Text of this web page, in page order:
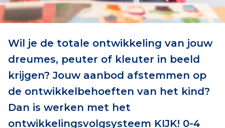
Wil je de totale ontwikkeling van jouw
dreumes, peuter of kleuter in beeld
krijgen? Jouw aanbod afstemmen op
de ontwikkelbehoeften van het kind?
Dan is werken met het
ontwikkelingsvolgsysteem KIJK! 0-4